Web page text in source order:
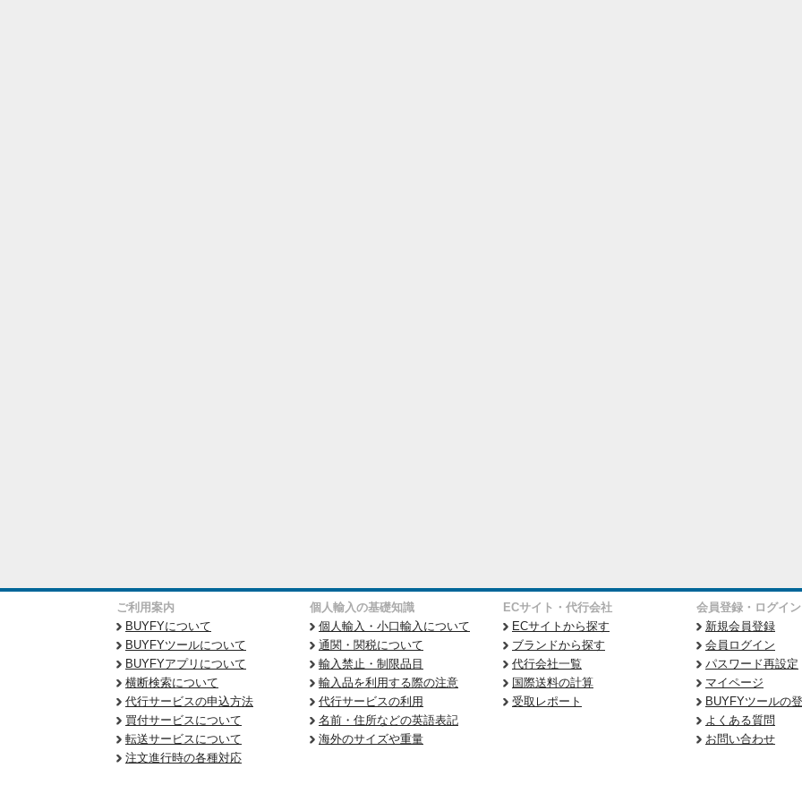
ご利用案内
BUYFYについて
BUYFYツールについて
BUYFYアプリについて
横断検索について
代行サービスの申込方法
買付サービスについて
転送サービスについて
注文進行時の各種対応
個人輸入の基礎知識
個人輸入・小口輸入について
通関・関税について
輸入禁止・制限品目
輸入品を利用する際の注意
代行サービスの利用
名前・住所などの英語表記
海外のサイズや重量
ECサイト・代行会社
ECサイトから探す
ブランドから探す
代行会社一覧
国際送料の計算
受取レポート
会員登録・ログイン
新規会員登録
会員ログイン
パスワード再設定
マイページ
BUYFYツールの
よくある質問
お問い合わせ